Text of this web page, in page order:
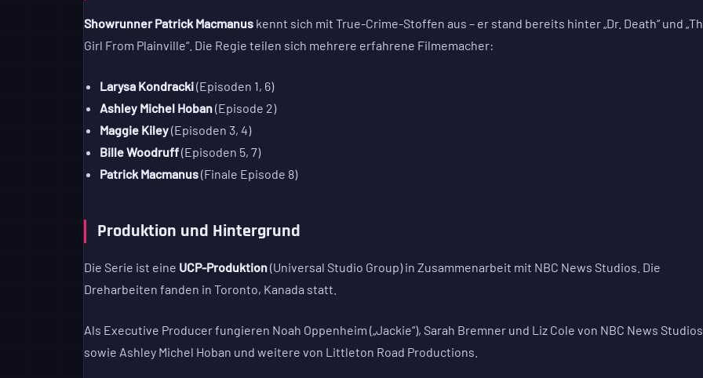
Showrunner Patrick Macmanuskennt sich mit True-Crime-Stoffen aus – er stand bereits hinter „Dr. Death“ und
Girl From Plainville“. Die Regie teilen sich mehrere erfahrene Filmemacher:
Larysa Kondracki(Episoden 1, 6)
Ashley Michel Hoban(Episode 2)
Maggie Kiley(Episoden 3, 4)
Bille Woodruff(Episoden 5, 7)
Patrick Macmanus(Finale Episode 8)
Produktion und Hintergrund
Die Serie ist eine UCP-Produktion(Universal Studio Group) in Zusammenarbeit mit NBC News Studios. Die
Dreharbeiten fanden in Toronto, Kanada statt.
Als Executive Producer fungieren Noah Oppenheim („Jackie“), Sarah Bremner und Liz Cole von NBC News Studios
sowie Ashley Michel Hoban und weitere von Littleton Road Productions.